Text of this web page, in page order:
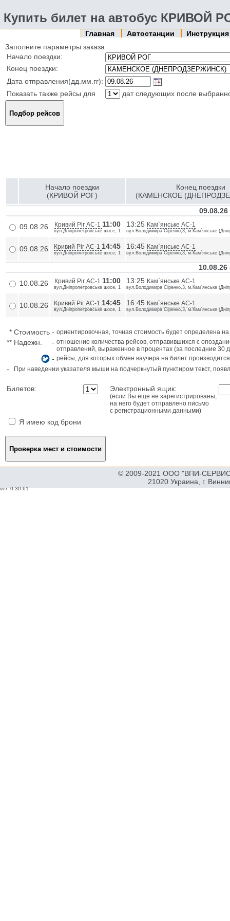
Купить билет на автобус
Главная Автостанции
Заполните параметры заказа
Начало поездки:
Конец поездки:
Дата отправления(дд.мм.гг):
Показать также рейсы для
дат следующих после
Начало поездки
(КРИВОЙ РОГ)
Конец поездки
(КАМЕНСКОЕ
09.08.26
Кривий Ріг АС-1 11:00
вул.Дніпропетровське шосе, 1
13:25 Кам`янське АС-1
вул.Володимира Сіренко,3, м.Кам`янське
09.08.26 Кривий Ріг АС-1 14:45
вул.Дніпропетровське шосе, 1
16:45 Кам`янське АС-1
вул.Володимира Сіренко,3, м.Кам`янське
10.08.26
Кривий Ріг АС-1 11:00
вул.Дніпропетровське шосе, 1
13:25 Кам`янське АС-1
вул.Володимира Сіренко,3, м.Кам`янське
10.08.26 Кривий Ріг АС-1 14:45
вул.Дніпропетровське шосе, 1
16:45 Кам`янське АС-1
вул.Володимира Сіренко,3, м.Кам`янське
* Стоимость - ориентировочная, точная стоимость будет определена
** Надежн. - отношение количества рейсов, отправившихся с
отправлений, выраженное в процентах (за последние 30
- рейсы, для которых обмен ваучера на билет
- При наведении указателя мыши на подчеркнутый пунктиром текст,
Билетов: Электронный ящик:
(если Вы еще не зарегистрированы,
на него будет отправлено письмо
с регистрационными данными)
Я имею код брони
© 2009-2021 ООО "ВПИ-
21020 Украина, г.
ver: 0.30-61